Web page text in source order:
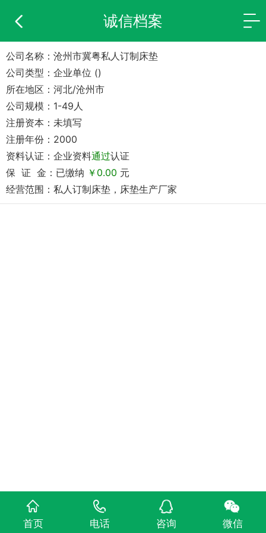
诚信档案
公司名称：沧州市冀粤私人订制床垫
公司类型：企业单位 ()
所在地区：河北/沧州市
公司规模：1-49人
注册资本：未填写
注册年份：2000
资料认证：企业资料通过认证
保 证 金：已缴纳 ￥0.00 元
经营范围：私人订制床垫，床垫生产厂家
首页 电话 咨询 微信